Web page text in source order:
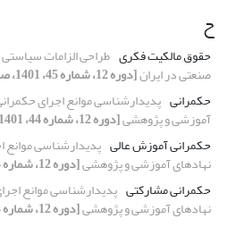
ح
حقوق مالکیت فکری طراحی الزامات سیاستی
صنعتی در ایران[دوره 12، شماره 45، 1401، صفحه 28-59]
حکمرانی پدیدارشناسی موانع اجرای
آموزشی و پژوهشی[دوره 12، شماره 44، 1401، صفحه 189-164]
حکمرانی آموزش عالی پدیدارشناسی موانع
نهادهای آموزشی و پژوهشی[دوره 12، شماره 44، 1401، صفحه 189-164]
حکمرانی مشارکتی پدیدارشناسی موانع
نهادهای آموزشی و پژوهشی[دوره 12، شماره 44، 1401، صفحه 189-164]